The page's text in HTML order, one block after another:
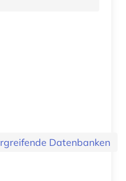
Datenbanken